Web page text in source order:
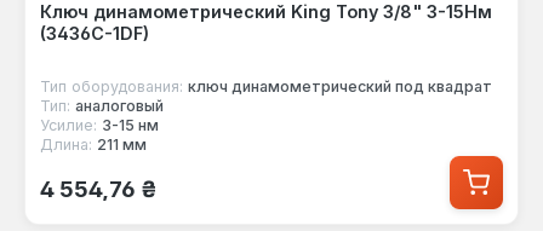
Ключ динамометрический King Tony 3/8" 3-15Нм
(3436C-1DF)
Тип оборудования: ключ динамометрический под квадрат
Тип: аналоговый
Усилие: 3-15 нм
Длина: 211 мм
Обычная цена:
4 554,76 ₴